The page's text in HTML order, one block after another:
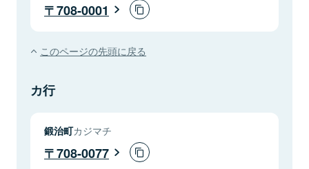
708-0001
このページの先頭に戻る
カ行
鍛治町カジマチ
708-0077